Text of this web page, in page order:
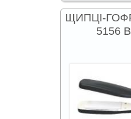
ЩИПЦІ-
5156